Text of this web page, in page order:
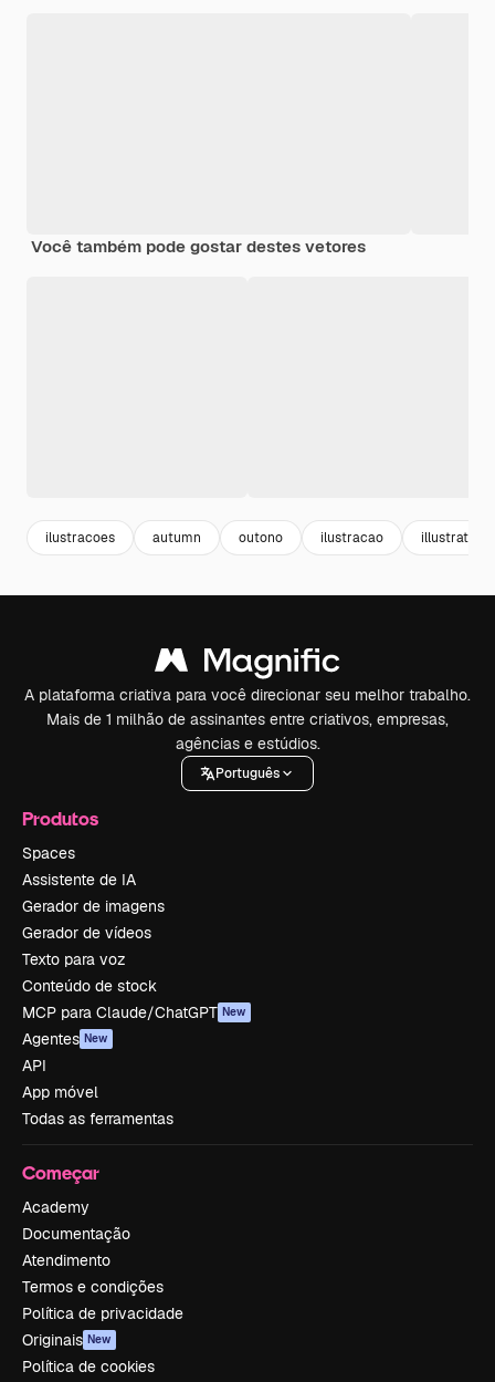
Você também pode gostar destes vetores
ilustracoes autumn outono ilustracao illustration
A plataforma criativa para você direcionar seu melhor trabalho.
Mais de 1 milhão de assinantes entre criativos, empresas,
agências e estúdios.
Português
Produtos
Spaces
Assistente de IA
Gerador de imagens
Gerador de vídeos
Texto para voz
Conteúdo de stock
MCP para Claude/ChatGPT New
Agentes New
API
App móvel
Todas as ferramentas
Começar
Academy
Documentação
Atendimento
Termos e condições
Política de privacidade
Originais New
Política de cookies